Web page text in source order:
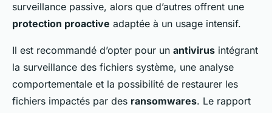
surveillance passive, alors que d’autres offrent une
protection proactive adaptée à un usage intensif.
Il est recommandé d’opter pour un antivirus intégrant
la surveillance des fichiers système, une analyse
comportementale et la possibilité de restaurer les
fichiers impactés par des ransomwares. Le rapport